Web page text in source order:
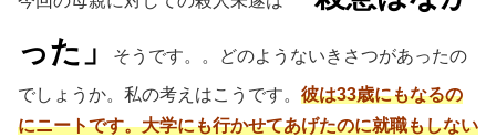
った」
そうです。。どのようないきさつがあったの
でしょうか。私の考えはこうです。 彼は33歳にもなるの
にニートです。大学にも行かせてあげたのに就職もしない